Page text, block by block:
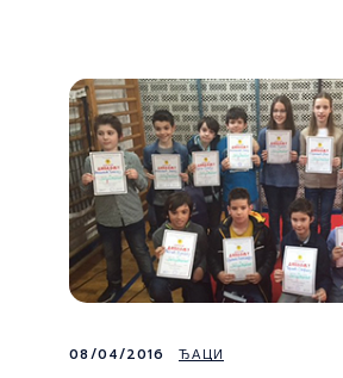
08/04/2016 ЂАЦИ